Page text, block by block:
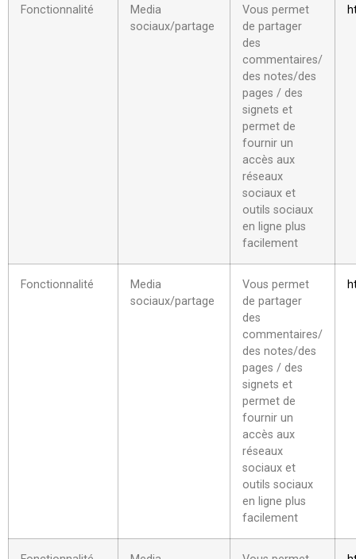
Fonctionnalité
Media
sociaux/partage
Vous permet
de partager
des
commentaires/
des notes/des
pages / des
signets et
permet de
fournir un
accès aux
réseaux
sociaux et
outils sociaux
en ligne plus
facilement
Fonctionnalité
Media
sociaux/partage
Vous permet
de partager
des
commentaires/
des notes/des
pages / des
signets et
permet de
fournir un
accès aux
réseaux
sociaux et
outils sociaux
en ligne plus
facilement